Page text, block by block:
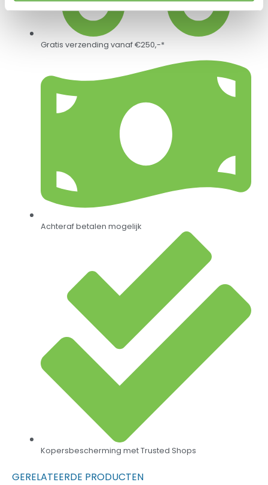
Gratis verzending vanaf €250,-*
Achteraf betalen mogelijk
Kopersbescherming met Trusted Shops
GERELATEERDE PRODUCTEN